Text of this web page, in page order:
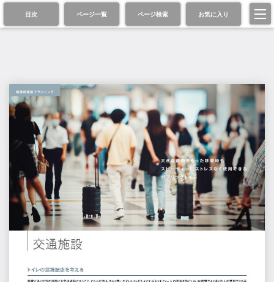
目次 ページ一覧 ページ検索 お気に入り